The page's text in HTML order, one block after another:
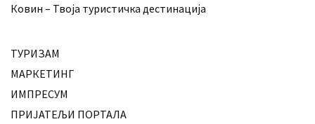
Ковин – Твоја туристичка дестинација
ТУРИЗАМ
МАРКЕТИНГ
ИМПРЕСУМ
ПРИЈАТЕЉИ ПОРТАЛА